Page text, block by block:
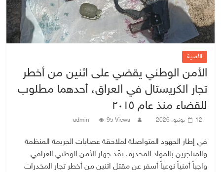
الأمنية
الأمن الوطني يقضي على اثنين من أخطر
تجار الكريستال في العراق، أحدهما مطلوب
للقضاء منذ عام ٢٠١٥
12 يونيو، 2026 admin 95 Views
في إطار الجهود المتواصلة لملاحقة عصابات الجريمة المنظمة
والمتاجرين بالمواد المخدرة، نفّذ جهاز الأمن الوطني العراقي
واجباً أمنياً نوعياً أسفر عن مقتل اثنين من أخطر تجار المخدرات